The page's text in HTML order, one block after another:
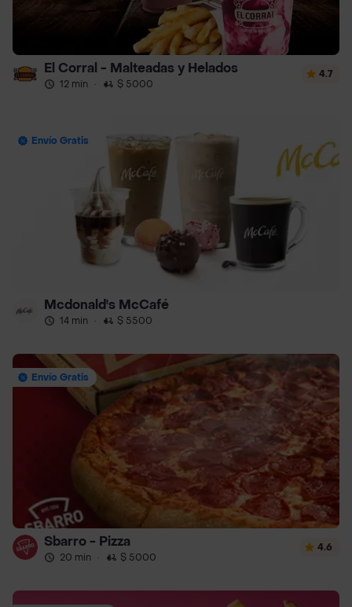
El Corral - Malteadas y Helados
12 min · $ 5000
4.7
Envío Gratis
Mcdonald's McCafé
14 min · $ 5500
Envío Gratis
Sbarro - Pizza
20 min · $ 5000
4.6